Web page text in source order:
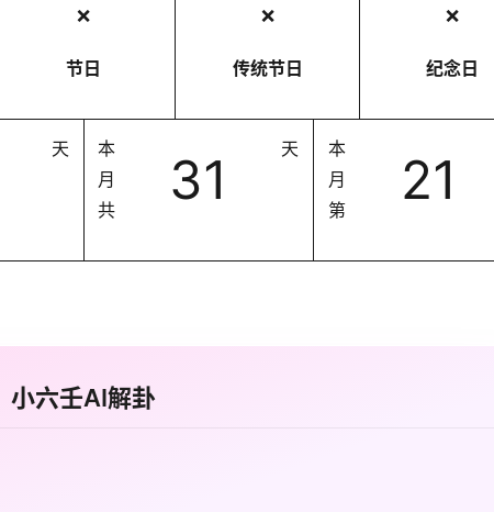
❌
节日
❌
传统节日
❌
纪念日
天
本
月
共
31 天
本
月
第
21
小六壬AI解卦